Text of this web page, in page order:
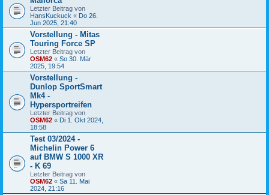
Letzter Beitrag von
HansKuckuck « Do 26.
Jun 2025, 21:40
Vorstellung - Mitas
Touring Force SP
Letzter Beitrag von
OSM62 « So 30. Mär
2025, 19:54
Vorstellung -
Dunlop SportSmart
Mk4 -
Hypersportreifen
Letzter Beitrag von
OSM62 « Di 1. Okt 2024,
18:58
Test 03/2024 -
Michelin Power 6
auf BMW S 1000 XR
- K 69
Letzter Beitrag von
OSM62 « Sa 11. Mai
2024, 21:16